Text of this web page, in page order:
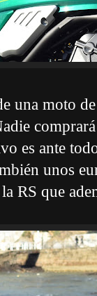
una moto
es ante
unos
RS que